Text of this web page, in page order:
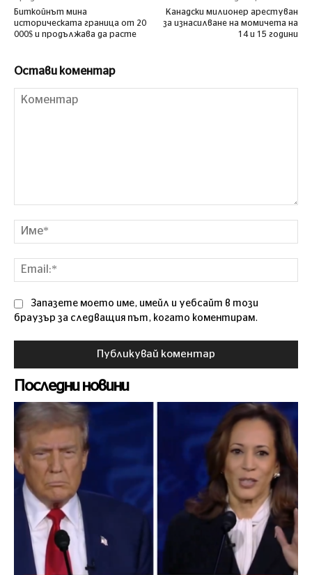
Биткойнът мина
историческата граница от 20
000$ и продължава да расте
Канадски милионер арестуван
за изнасилване на момичета на
14 и 15 години
Остави коментар
Запазете моето име, имейл и уебсайт в този
браузър за следващия път, когато коментирам.
Последни новини